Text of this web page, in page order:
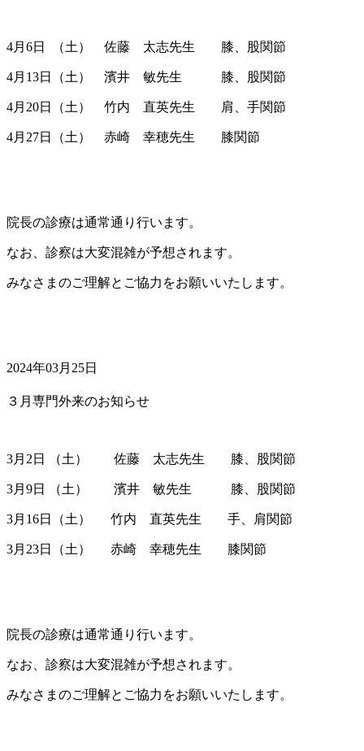
4月6日 （土） 佐藤 太志先生 膝、股関節
4月13日（土） 濱井 敏先生 膝、股関節
4月20日（土） 竹内 直英先生 肩、手関節
4月27日（土） 赤崎 幸穂先生 膝関節
院長の診療は通常通り行います。
なお、診察は大変混雑が予想されます。
みなさまのご理解とご協力をお願いいたします。
2024年03月25日
３月専門外来のお知らせ
3月2日 （土） 佐藤 太志先生 膝、股関節
3月9日 （土） 濱井 敏先生 膝、股関節
3月16日（土） 竹内 直英先生 手、肩関節
3月23日（土） 赤崎 幸穂先生 膝関節
院長の診療は通常通り行います。
なお、診察は大変混雑が予想されます。
みなさまのご理解とご協力をお願いいたします。